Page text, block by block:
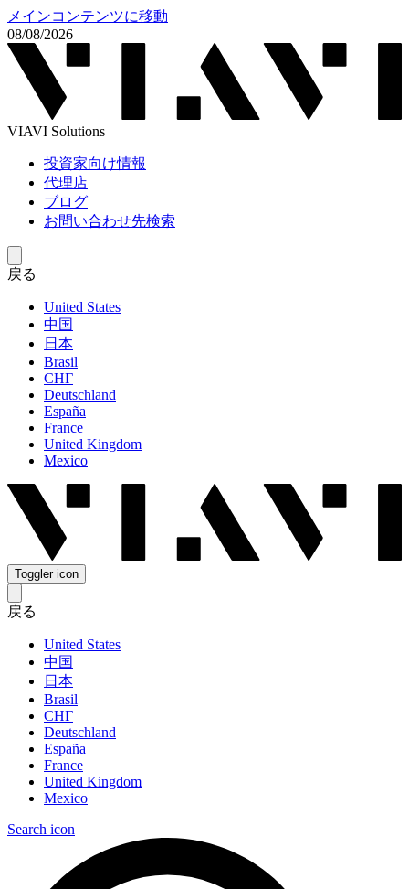
メインコンテンツに移動
08/08/2026
VIAVI Solutions
投資家向け情報
代理店
ブログ
お問い合わせ先検索
戻る
United States
中国
日本
Brasil
СНГ
Deutschland
España
France
United Kingdom
Mexico
Toggler icon
戻る
United States
中国
日本
Brasil
СНГ
Deutschland
España
France
United Kingdom
Mexico
Search icon